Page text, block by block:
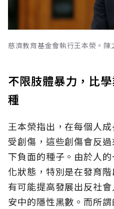
慈濟教育基金會執行王本榮。陳
不限肢體暴力，比
種
王本榮指出，在每個人
受創傷，這些創傷會反
下負面的種子。由於人
化狀態，特別是在發育
有可能提高發展出反社
安中的隱性黑數。而所